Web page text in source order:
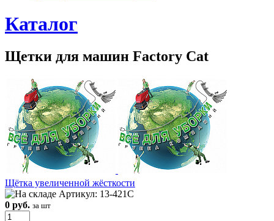
Каталог
Щетки для машин Factory Cat
Щётка увеличенной жёсткости
Артикул: 13-421C
0 руб. за шт